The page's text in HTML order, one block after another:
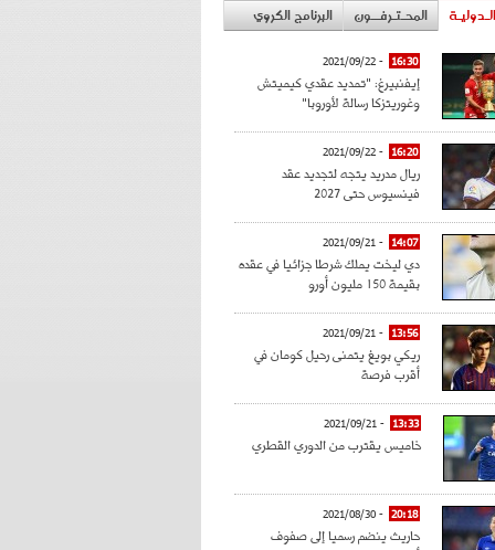
المحـتـرفــون البرنامج الكروي
16:30
- 2021/09/22
إيفنبيرغ: "تمديد عقدي كيميتش
وغوريتزكا رسالة لأوروبا"
16:20
- 2021/09/22
ريال مدريد يتجه لتجديد عقد
فينسيوس حتى 2027
14:07
- 2021/09/21
دي ليخت يملك شرطا جزائيا في عقده
بقيمة 150 مليون أورو
13:56
- 2021/09/21
ريكي بويغ يتمنى رحيل كومان في
أقرب فرصة
13:33
- 2021/09/21
خاميس يقترب من الدوري القطري
20:18
- 2021/08/30
حاريث ينضم رسميا إلى صفوف